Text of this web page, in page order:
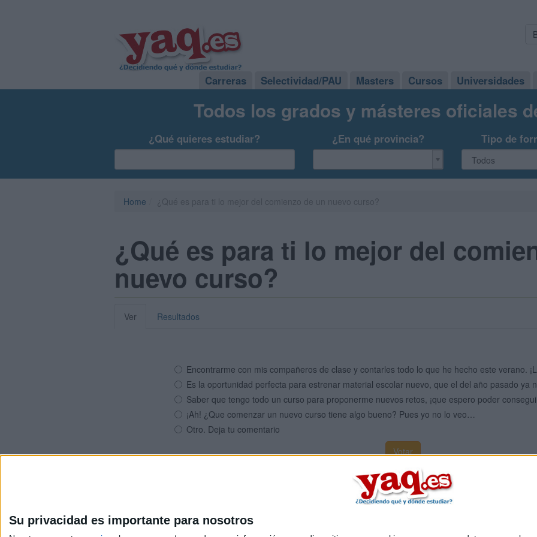
Su privacidad es importante para nosotros
Carreras Selectividad/PAU Masters Cursos Universidades
Todos los grados y másteres oficiales
¿Qué quieres estudiar? ¿En qué provincia? Tipo de
Home
¿Qué es para ti lo mejor del
nuevo curso?
Ver Resultados
Encontrarme con mis compañeros de clase y contarles todo lo que he hecho este verano.
Es la oportunidad perfecta para estrenar material escolar nuevo, que el del año pasado ya
Saber que tengo todo un curso para proponerme nuevos retos, ¡que espero poder
¡Ah! ¿Que comenzar un nuevo curso tiene algo bueno? Pues yo no lo veo…
Otro. Deja tu comentario